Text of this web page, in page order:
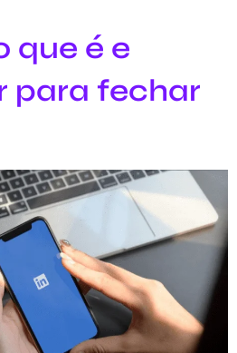
que é e
para fechar